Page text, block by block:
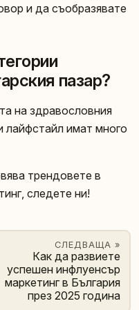
и да съобразявате
пазар?
на здравословния
лайфстайл имат много
трендовете в
следете ни!
СЛЕДВАЩА »
Как да развиете
успешен инфлуенсър
маркетинг в България
през 2025 година